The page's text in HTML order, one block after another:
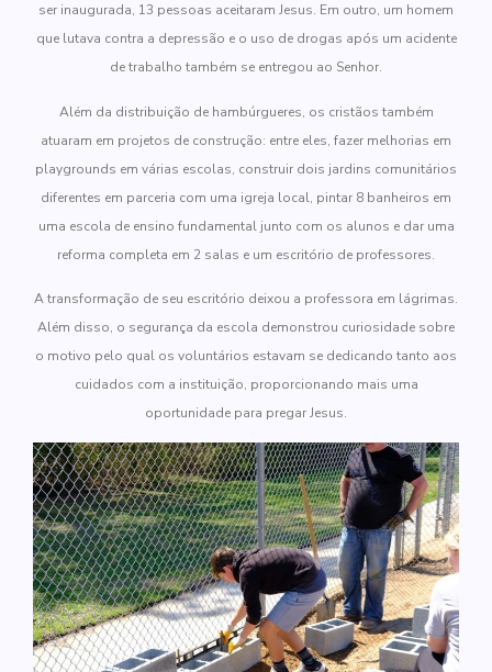
ser inaugurada, 13 pessoas aceitaram Jesus. Em outro, um homem
que lutava contra a depressão e o uso de drogas após um acidente
de trabalho também se entregou ao Senhor.
Além da distribuição de hambúrgueres, os cristãos também
atuaram em projetos de construção: entre eles, fazer melhorias em
playgrounds em várias escolas, construir dois jardins comunitários
diferentes em parceria com uma igreja local, pintar 8 banheiros em
uma escola de ensino fundamental junto com os alunos e dar uma
reforma completa em 2 salas e um escritório de professores.
A transformação de seu escritório deixou a professora em lágrimas.
Além disso, o segurança da escola demonstrou curiosidade sobre
o motivo pelo qual os voluntários estavam se dedicando tanto aos
cuidados com a instituição, proporcionando mais uma
oportunidade para pregar Jesus.